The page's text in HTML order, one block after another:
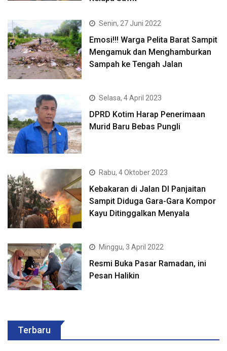
Senin, 27 Juni 2022
Emosi!!! Warga Pelita Barat Sampit
Mengamuk dan Menghamburkan
Sampah ke Tengah Jalan
Selasa, 4 April 2023
DPRD Kotim Harap Penerimaan
Murid Baru Bebas Pungli
Rabu, 4 Oktober 2023
Kebakaran di Jalan DI Panjaitan
Sampit Diduga Gara-Gara Kompor
Kayu Ditinggalkan Menyala
Minggu, 3 April 2022
Resmi Buka Pasar Ramadan, ini
Pesan Halikin
Terbaru